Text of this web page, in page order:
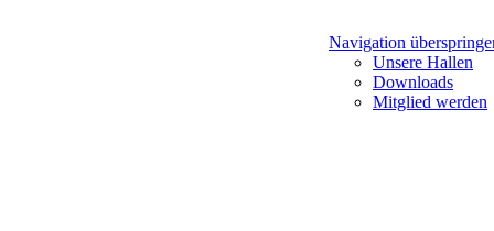
Navigation
Unsere Hallen
Downloads
Mitglied werden